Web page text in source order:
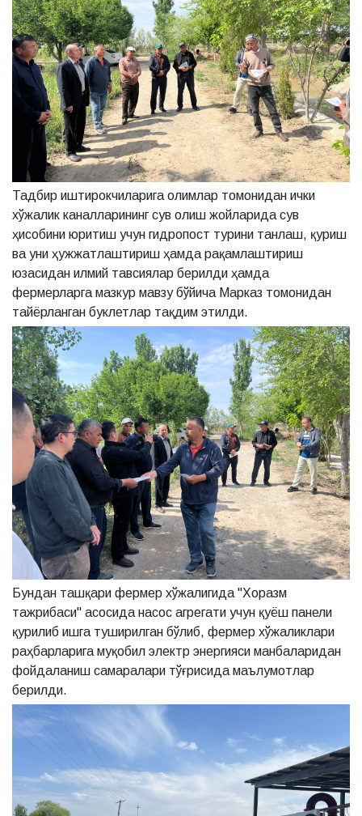
Тадбир иштирокчиларига олимлар томонидан ички
хўжалик каналларининг сув олиш жойларида сув
ҳисобини юритиш учун гидропост турини танлаш, қуриш
ва уни ҳужжатлаштириш ҳамда рақамлаштириш
юзасидан илмий тавсиялар берилди ҳамда
фермерларга мазкур мавзу бўйича Марказ томонидан
тайёрланган буклетлар тақдим этилди.
Бундан ташқари фермер хўжалигида "Хоразм
тажрибаси" асосида насос агрегати учун қуёш панели
қурилиб ишга туширилган бўлиб, фермер хўжаликлари
раҳбарларига муқобил электр энергияси манбаларидан
фойдаланиш самаралари тўғрисида маълумотлар
берилди.